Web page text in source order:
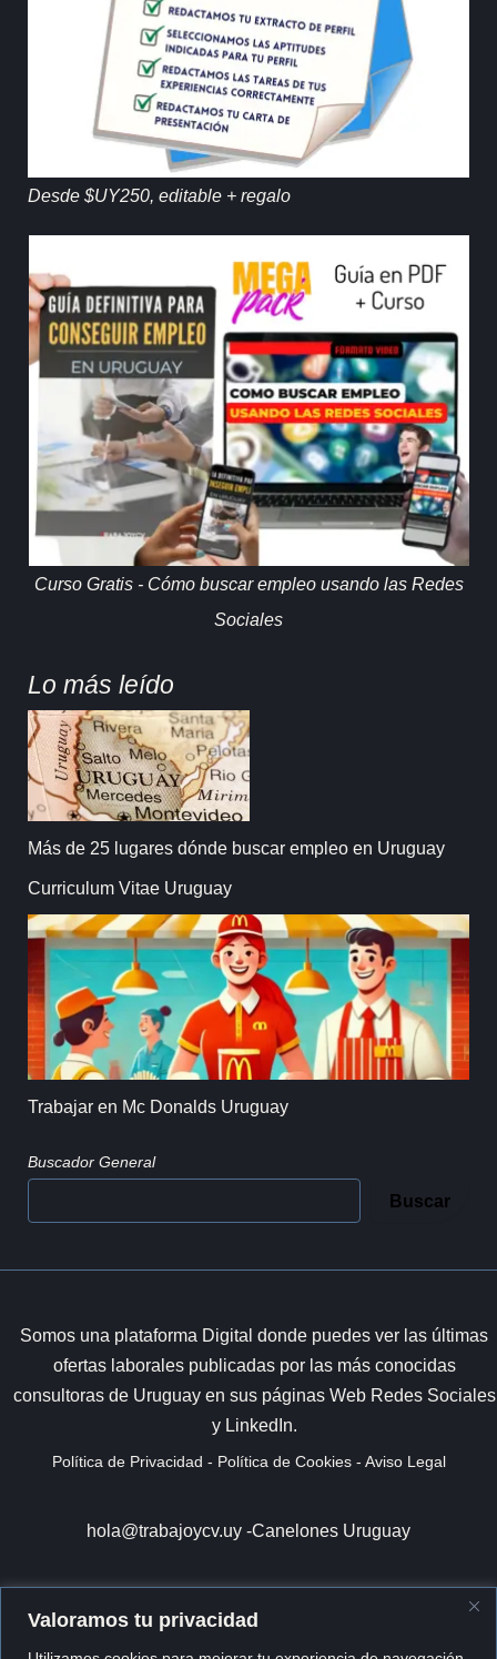
Valoramos tu privacidad
Desde $UY250, editable + regalo
Curso Gratis - Cómo buscar empleo usando las Redes
Sociales
Lo más leído
Más de 25 lugares dónde buscar empleo en Uruguay
Curriculum Vitae Uruguay
Trabajar en Mc Donalds Uruguay
Buscador General
Buscar
Somos una plataforma Digital donde puedes ver las últimas
ofertas laborales publicadas por las más conocidas
consultoras de Uruguay en sus páginas Web Redes Sociales
y LinkedIn.
Política de Privacidad - Política de Cookies- Aviso Legal
hola@trabajoycv.uy -Canelones Uruguay